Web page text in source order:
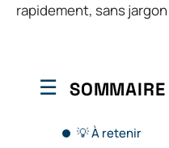
rapidement, sans
SOMMAIRE
💡 À retenir